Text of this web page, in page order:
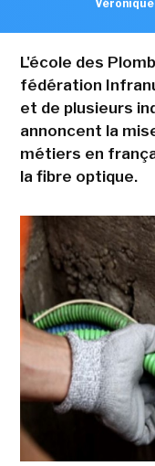
L'école des
fédération
et de plusieurs
annoncent la
métiers en
la fibre optique.